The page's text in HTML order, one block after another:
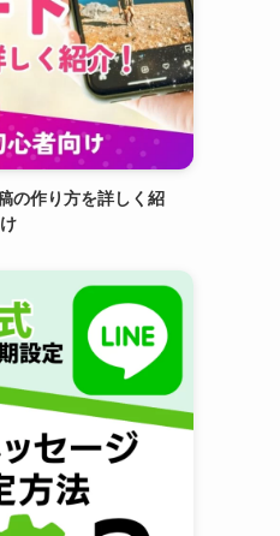
の作り方を詳しく紹